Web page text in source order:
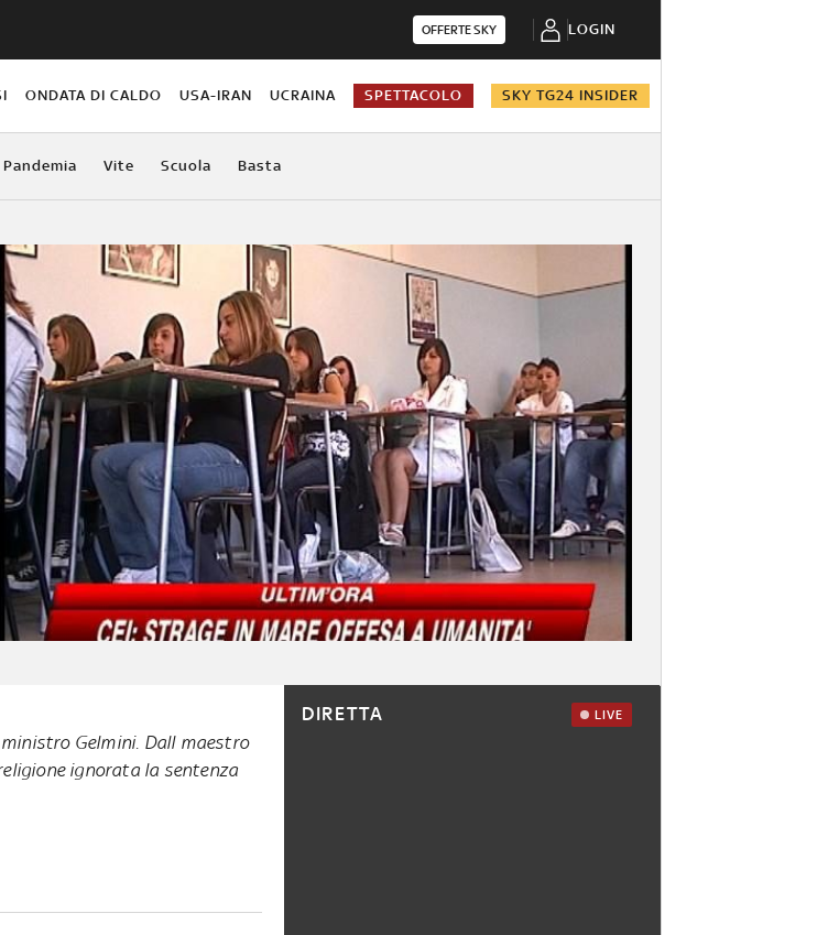
OFFERTE SKY LOGIN
ONDATA DI CALDO USA-IRAN UCRAINA SPETTACOLO SKY TG24 INSIDER
Vite Scuola Basta
Gelmini. Dall maestro
ignorata la sentenza
DIRETTA LIVE